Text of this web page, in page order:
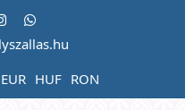
EUR HUF RON